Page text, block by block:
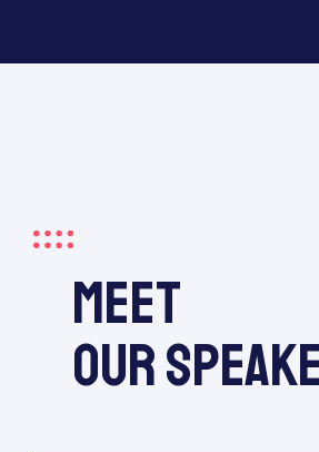
meet
our